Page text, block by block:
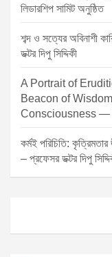
লিডারশিপ সামিট অনুষ্ঠিত
শব্দ ও সত্যের অবিনাশী
ডক্টর দিপু সিদ্দিকী
A Portrait of
Beacon of
Consciousness —
কর্মই পরিচিতি: কৃত্রিমতার
– প্রফেসর ডক্টর দিপু